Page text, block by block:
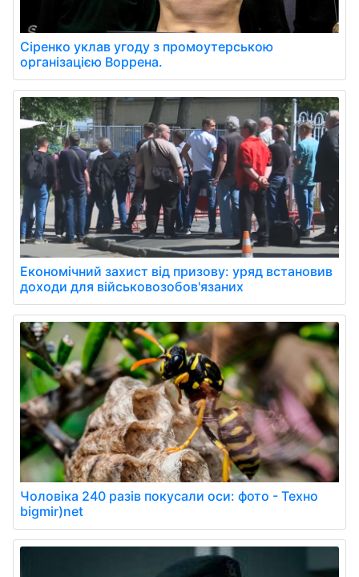
Сіренко уклав угоду з промоутерською
організацією Воррена.
Економічний захист від призову: уряд встановив
доходи для військовозобов'язаних
Чоловіка 240 разів покусали оси: фото - Техно
bigmir)net